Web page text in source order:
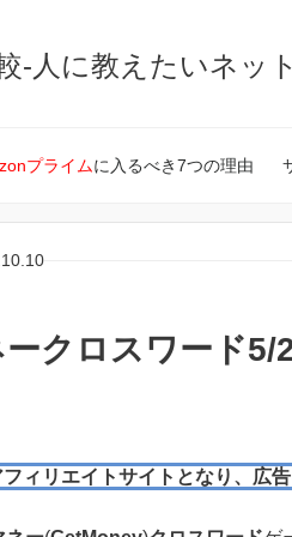
-人に教えたいネッ
プライムに入るべき7つの理由
クロスワード5/
フィリエイトサイトとなり、広